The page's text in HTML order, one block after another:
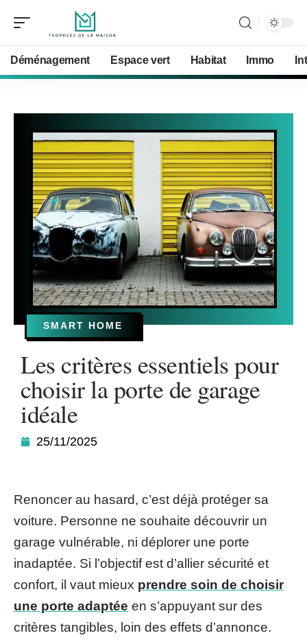
Déménagement Espace vert Habitat Immo
SMART HOME
Les critères essentiels pour
choisir la porte de garage
idéale
25/11/2025
Renoncer au hasard, c’est déjà protéger sa
voiture. Personne ne souhaite découvrir un
garage vulnérable, ni déplorer une porte
inadaptée. Si l’objectif est d’allier sécurité et
confort, il vaut mieux prendre soin de choisir
une porte adaptée en s’appuyant sur des
critères tangibles, loin des effets d’annonce.